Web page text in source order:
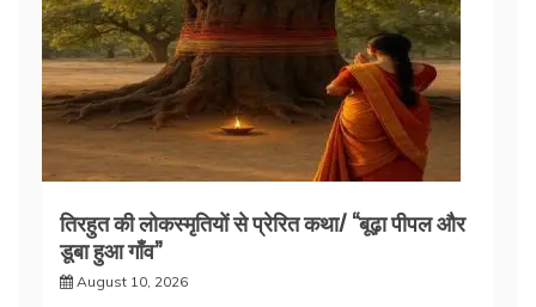
तिरहुत की लोकस्मृतियों से प्रेरित कथा/ ‘‘बूढ़ा पीपल और
डूबा हुआ गाँव’’
August 10, 2026